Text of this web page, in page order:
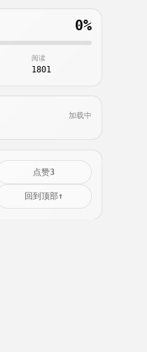
0%
阅读
1801
加载中
点赞3
回到顶部↑